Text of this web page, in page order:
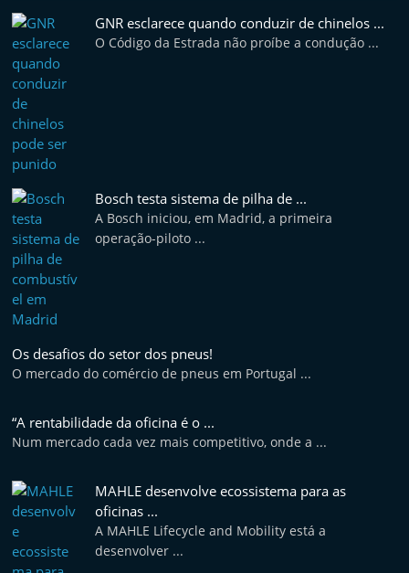
GNR esclarece quando conduzir de chinelos ...
O Código da Estrada não proíbe a condução ...
Bosch testa sistema de pilha de ...
A Bosch iniciou, em Madrid, a primeira
operação-piloto ...
Os desafios do setor dos pneus!
O mercado do comércio de pneus em Portugal ...
“A rentabilidade da oficina é o ...
Num mercado cada vez mais competitivo, onde a ...
MAHLE desenvolve ecossistema para as
oficinas ...
A MAHLE Lifecycle and Mobility está a
desenvolver ...